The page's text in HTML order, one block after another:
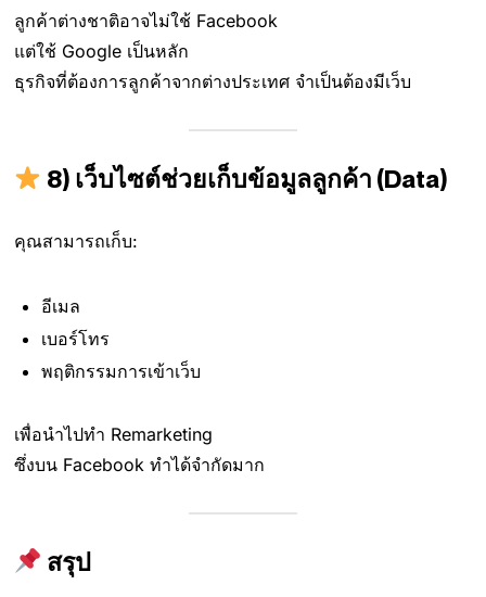
ลูกค้าต่างชาติอาจไม่ใช้ Facebook
แต่ใช้ Google เป็นหลัก
ธุรกิจที่ต้องการลูกค้าจากต่างประเทศ จำเป็นต้องมีเว็บ
8) เว็บไซต์ช่วยเก็บข้อมูลลูกค้า (Data)
คุณสามารถเก็บ:
อีเมล
เบอร์โทร
พฤติกรรมการเข้าเว็บ
เพื่อนำไปทำ Remarketing
ซึ่งบน Facebook ทำได้จำกัดมาก
สรุป